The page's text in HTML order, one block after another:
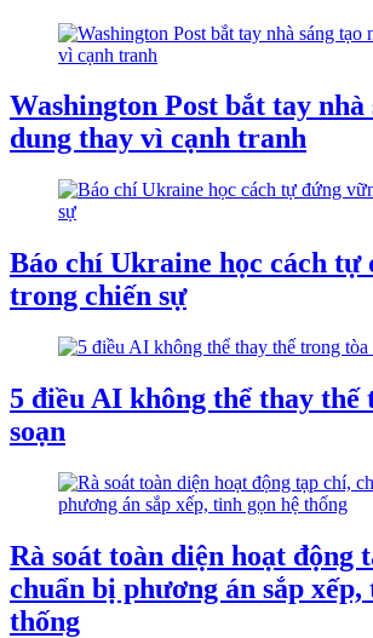
Washington Post bắt tay nhà
dung thay vì cạnh tranh
Báo chí Ukraine học cách tự
trong chiến sự
5 điều AI không thể thay thế
soạn
Rà soát toàn diện hoạt động
chuẩn bị phương án sắp xếp,
thống